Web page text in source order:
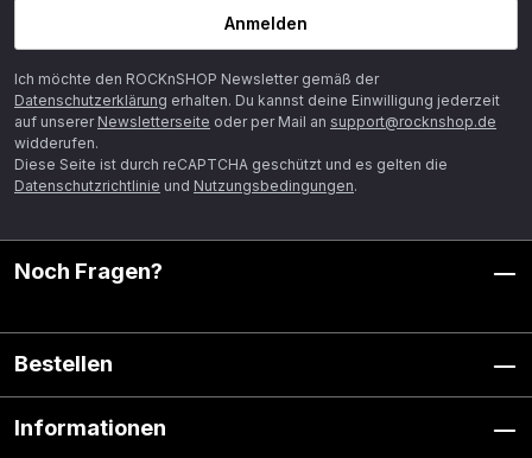
Anmelden
Ich möchte den ROCKnSHOP Newsletter gemäß der
Datenschutzerklärung erhalten. Du kannst deine Einwilligung jederzeit
auf unserer Newsletterseite oder per Mail an support@rocknshop.de
widderufen.
Diese Seite ist durch reCAPTCHA geschützt und es gelten die
Datenschutzrichtlinie und Nutzungsbedingungen.
Noch Fragen?
Bestellen
Informationen